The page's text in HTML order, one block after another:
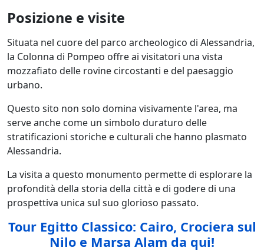
Posizione e visite
Situata nel cuore del parco archeologico di Alessandria,
la Colonna di Pompeo offre ai visitatori una vista
mozzafiato delle rovine circostanti e del paesaggio
urbano.
Questo sito non solo domina visivamente l'area, ma
serve anche come un simbolo duraturo delle
stratificazioni storiche e culturali che hanno plasmato
Alessandria.
La visita a questo monumento permette di esplorare la
profondità della storia della città e di godere di una
prospettiva unica sul suo glorioso passato.
Tour Egitto Classico: Cairo, Crociera sul
Nilo e Marsa Alam da qui!